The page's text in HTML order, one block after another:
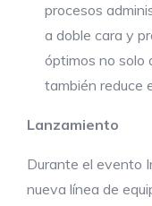
procesos
a doble cara y
óptimos no solo
también reduce
Lanzamiento
Durante el evento
nueva línea de